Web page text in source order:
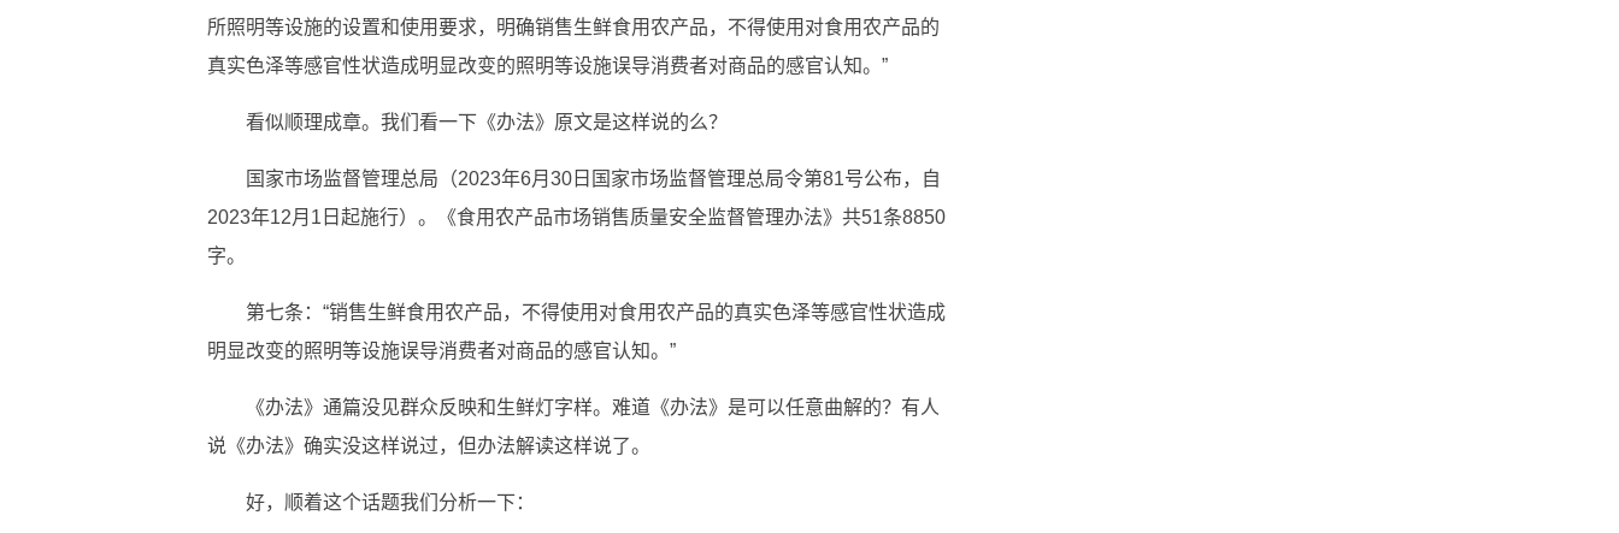
所照明等设施的设置和使用要求，明确销售生鲜食用农产品，不得使用对食用农产品的
真实色泽等感官性状造成明显改变的照明等设施误导消费者对商品的感官认知。”
看似顺理成章。我们看一下《办法》原文是这样说的么？
国家市场监督管理总局（2023年6月30日国家市场监督管理总局令第81号公布，自
2023年12月1日起施行）。《食用农产品市场销售质量安全监督管理办法》共51条8850
字。
第七条：“销售生鲜食用农产品，不得使用对食用农产品的真实色泽等感官性状造成
明显改变的照明等设施误导消费者对商品的感官认知。”
《办法》通篇没见群众反映和生鲜灯字样。难道《办法》是可以任意曲解的？有人
说《办法》确实没这样说过，但办法解读这样说了。
好，顺着这个话题我们分析一下：